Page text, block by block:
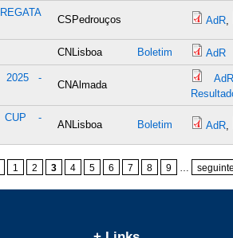
CSPedrouços AdR
CNLisboa Boletim AdR
2025 -
CNAlmada
AdR
CUP -
ANLisboa Boletim AdR
1 2 3 4 5 6 7 8 9